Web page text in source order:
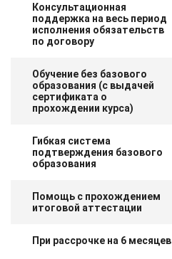
Консультационная
поддержка на весь период
исполнения обязательств
по договору
Обучение без базового
образования (с выдачей
сертификата о
прохождении курса)
Гибкая система
подтверждения базового
образования
Помощь с прохождением
итоговой аттестации
При рассрочке на 6 месяцев